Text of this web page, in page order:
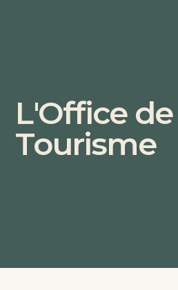
L'Office de
Tourisme